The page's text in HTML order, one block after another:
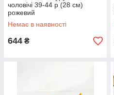
чоловічі 39-44 р (28 см)
рожевий
Немає в наявності
644 ₴